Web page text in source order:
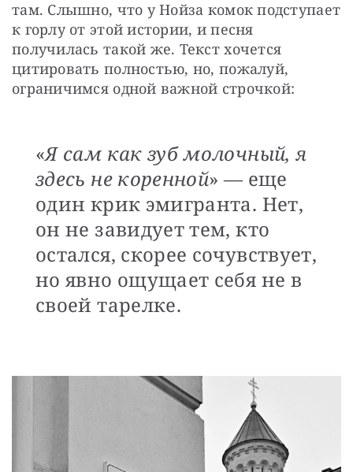
там. Слышно, что у Нойза комок подступает
к горлу от этой истории, и песня
получилась такой же. Текст хочется
цитировать полностью, но, пожалуй,
ограничимся одной важной строчкой:
«Я сам как зуб молочный, я
здесь не коренной» — еще
один крик эмигранта. Нет,
он не завидует тем, кто
остался, скорее сочувствует,
но явно ощущает себя не в
своей тарелке.